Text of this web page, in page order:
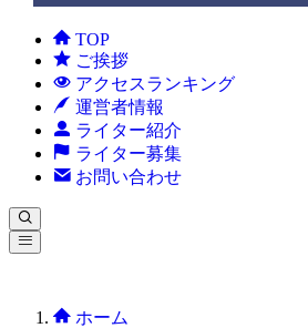
TOP
ご挨拶
アクセスランキング
運営者情報
ライター紹介
ライター募集
お問い合わせ
ホーム